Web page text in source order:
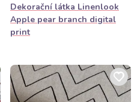
Dekorační látka Linenlook
Apple pear branch digital
print